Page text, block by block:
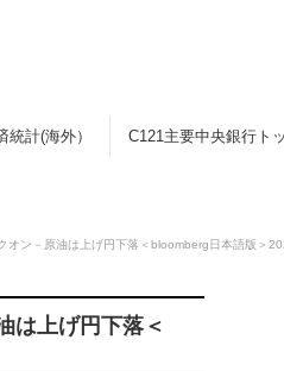
統計(海外） C121主要中央銀行ト
オン－原油は上げ円下落＜bloomberg日本語版＞
は上げ円下落＜